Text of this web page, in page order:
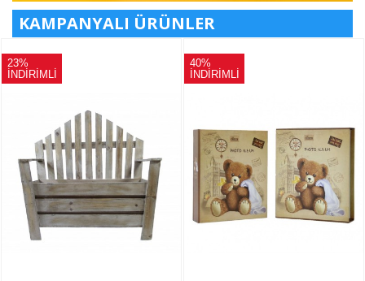
KAMPANYALI ÜRÜNLER
23%
İNDİRİMLİ
40%
İNDİRİMLİ